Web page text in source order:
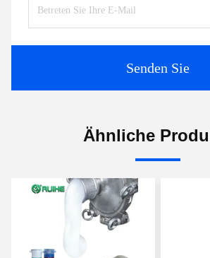
Senden Sie
Ähnliche